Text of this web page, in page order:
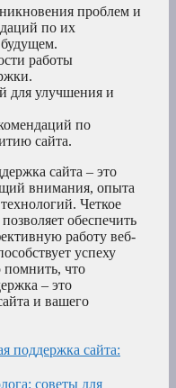
проблем и
по их
работы
для улучшения и
по
сайта.
сайта – это
внимания, опыта
Четкое
обеспечить
работу веб-
успеху
помнить, что
– это
и вашего
поддержка сайта:
советы для